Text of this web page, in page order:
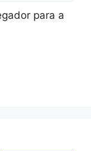
para a